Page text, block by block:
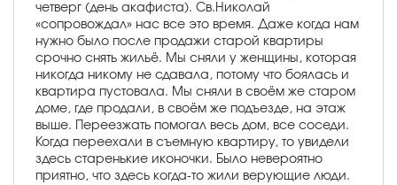
четверг (день акафиста). Св.Николай
«сопровождал» нас все это время. Даже когда нам
нужно было после продажи старой квартиры
срочно снять жильё. Мы сняли у женщины, которая
никогда никому не сдавала, потому что боялась и
квартира пустовала. Мы сняли в своём же старом
доме, где продали, в своём же подъезде, на этаж
выше. Переезжать помогал весь дом, все соседи.
Когда переехали в съемную квартиру, то увидели
здесь старенькие иконочки. Было невероятно
приятно, что здесь когда-то жили верующие люди.